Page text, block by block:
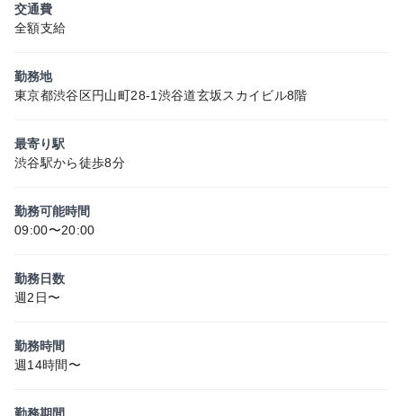
交通費
全額支給
勤務地
東京都渋谷区円山町28-1渋谷道玄坂スカイビル8階
最寄り駅
渋谷駅から徒歩8分
勤務可能時間
09:00〜20:00
勤務日数
週2日〜
勤務時間
週14時間〜